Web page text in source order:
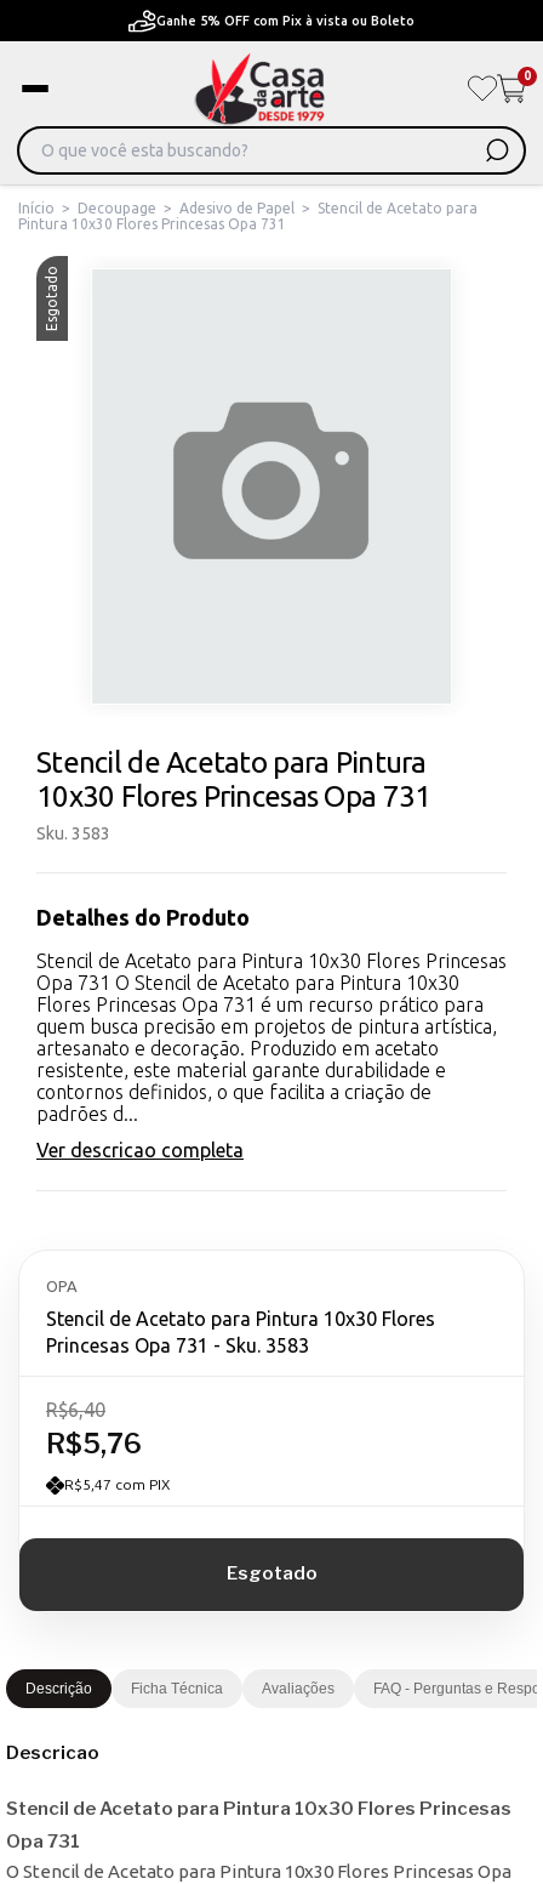
Ganhe 5% OFF com Pix à vista ou Boleto
0
Início > Decoupage > Adesivo de Papel >
Stencil de Acetato para
Pintura 10x30 Flores Princesas Opa 731
Esgotado
Stencil de Acetato para Pintura
10x30 Flores Princesas Opa 731
Sku. 3583
Detalhes do Produto
Stencil de Acetato para Pintura 10x30 Flores Princesas
Opa 731 O Stencil de Acetato para Pintura 10x30
Flores Princesas Opa 731 é um recurso prático para
quem busca precisão em projetos de pintura artística,
artesanato e decoração. Produzido em acetato
resistente, este material garante durabilidade e
contornos definidos, o que facilita a criação de
padrões d...
Ver descricao completa
OPA
Stencil de Acetato para Pintura 10x30 Flores
Princesas Opa 731 - Sku. 3583
R$5,76
R$6,40
R$5,47 com PIX
Descrição Ficha Técnica Avaliações FAQ - Perguntas e
Descricao
Stencil de Acetato para Pintura 10x30 Flores Princesas
Opa 731
O Stencil de Acetato para Pintura 10x30 Flores Princesas Opa